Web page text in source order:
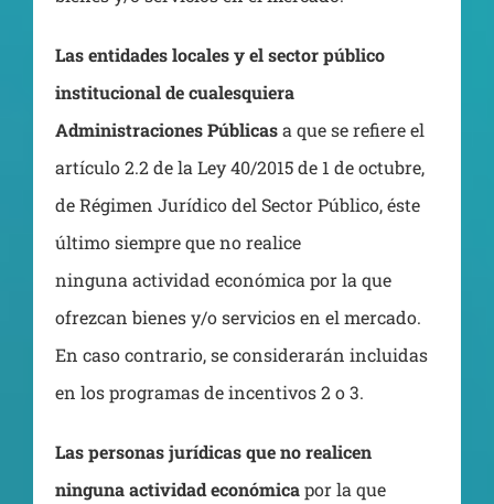
Las entidades locales y el sector público
institucional de cualesquiera
Administraciones Públicasa que se refiere el
artículo 2.2 de la Ley 40/2015 de 1 de octubre,
de Régimen Jurídico del Sector Público, éste
último siempre que no realice
ninguna actividad económica por la que
ofrezcan bienes y/o servicios en el mercado.
En caso contrario, se considerarán incluidas
en los programas de incentivos 2 o 3.
Las personas jurídicas que no realicen
ninguna actividad económicapor la que